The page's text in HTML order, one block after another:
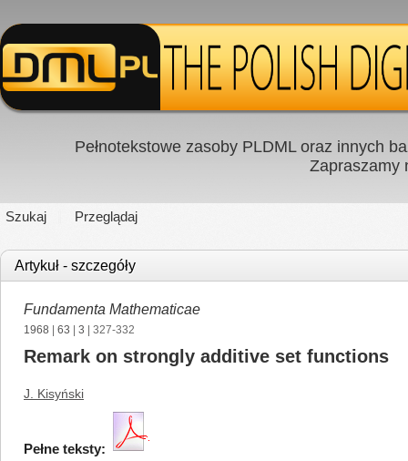
Pełnotekstowe zasoby PLDML oraz innych
Zapraszamy
Szukaj Przeglądaj
Artykuł - szczegóły
Fundamenta Mathematicae
1968 63 3 | 327-332
Remark on strongly additive set functions
J. Kisyński
Pełne teksty: